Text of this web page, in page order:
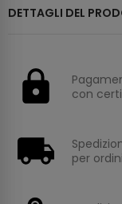
DETTAGLI DEL
con
per